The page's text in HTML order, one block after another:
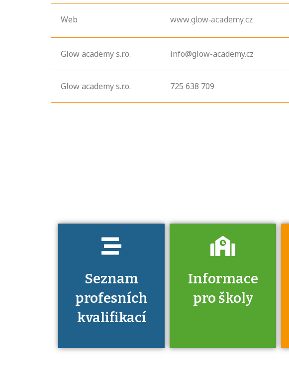
Web www.glow-academy.cz
Glow academy s.r.o. info@glow-academy.cz
Glow academy s.r.o. 725 638 709
Seznam
profesních
kvalifikací
Informace
pro školy